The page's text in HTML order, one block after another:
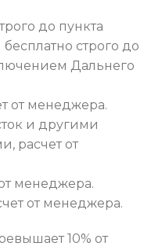
до пункта
строго до
Дальнего
от менеджера.
и другими
расчет от
менеджера.
от менеджера.
10% от